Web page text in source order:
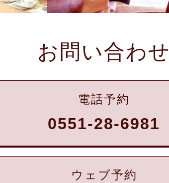
お問い合わせ
電話予約
0551-28-6981
ウェブ予約